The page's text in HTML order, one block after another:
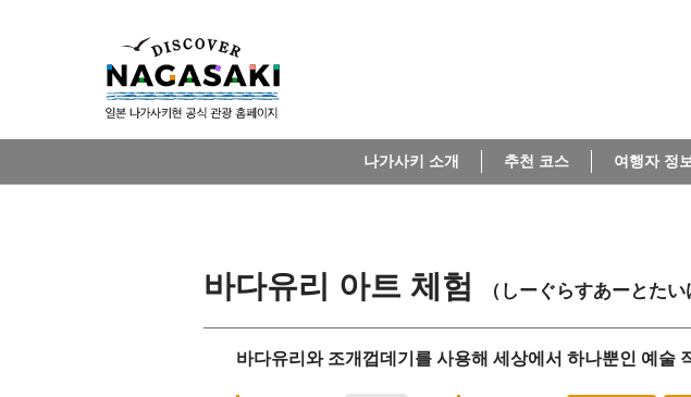
나가사키 소개 추천 코스 여행자 정보
바다유리 아트 체험 （しーぐらすあーとたい
바다유리와 조개껍데기를 사용해 세상에서 하나뿐인 예술